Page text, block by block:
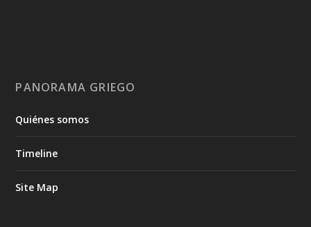
PANORAMA GRIEGO
Quiénes somos
Timeline
Site Map